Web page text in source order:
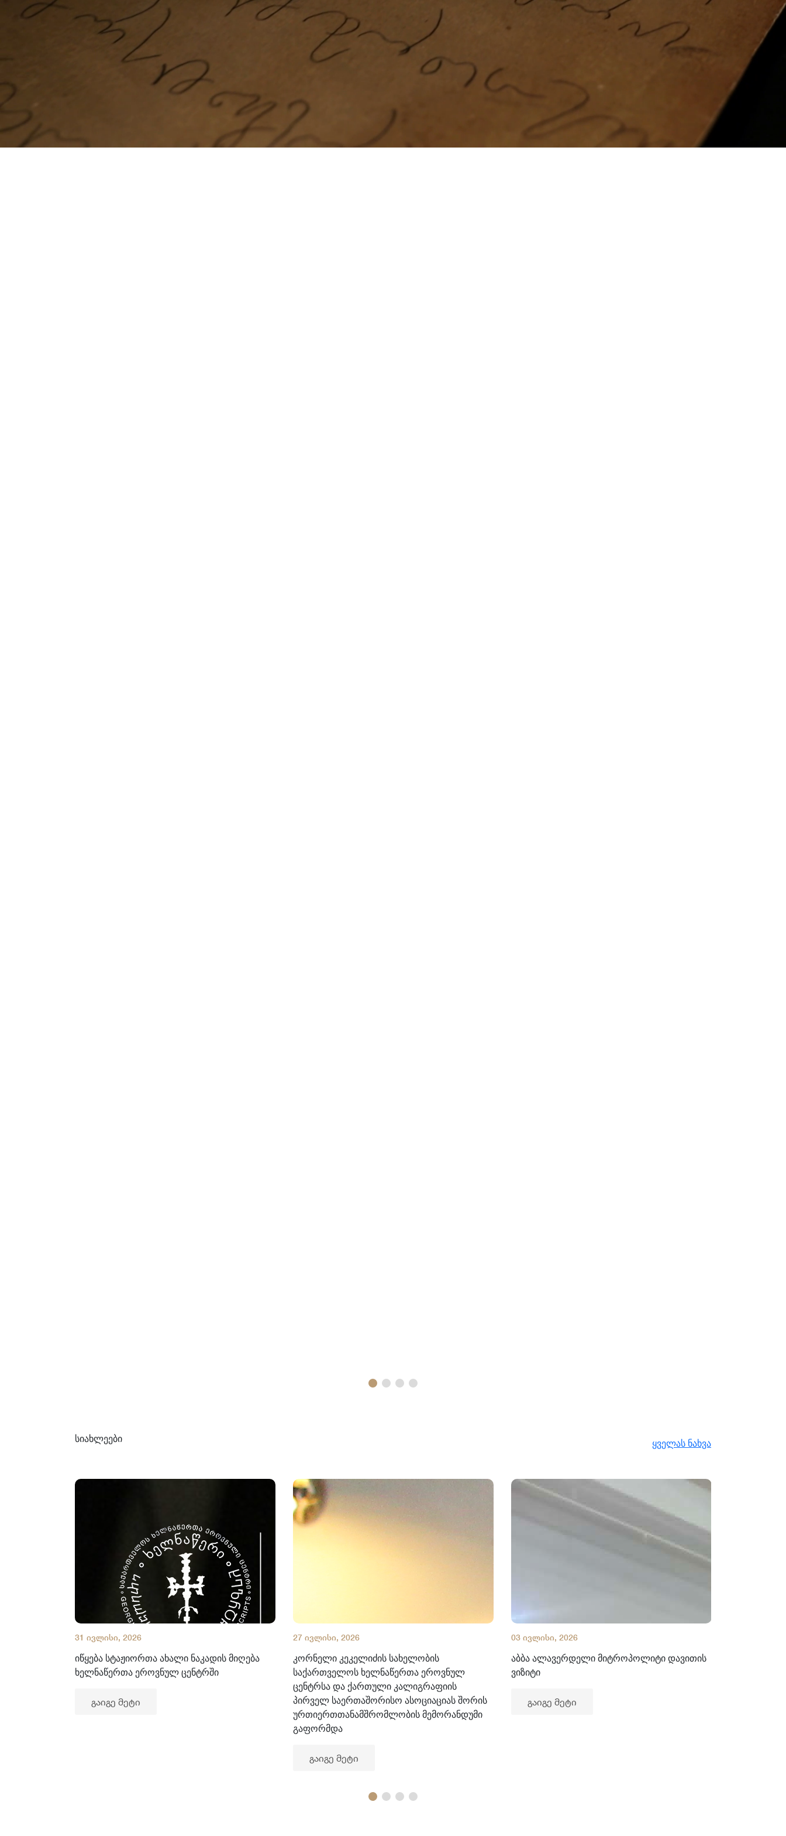
სიახლეები ყველას ნახვა
31 ივლისი, 2026
იწყება სტაჟიორთა ახალი ნაკადის მიღება
ხელნაწერთა ეროვნულ ცენტრში
გაიგე მეტი
27 ივლისი, 2026
კორნელი კეკელიძის სახელობის
საქართველოს ხელნაწერთა ეროვნულ
ცენტრსა და ქართული კალიგრაფიის
პირველ საერთაშორისო ასოციაციას შორის
ურთიერთთანამშრომლობის მემორანდუმი
გაფორმდა
გაიგე მეტი
03 ივლისი, 2026
აბბა ალავერდელი მიტროპოლიტი დავითის
ვიზიტი
გაიგე მეტი